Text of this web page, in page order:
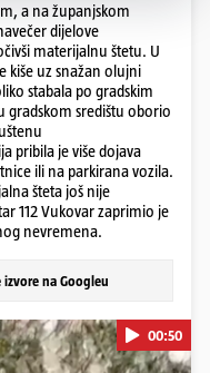
a na županjskom
dijelove
materijalnu štetu. U
kiše uz snažan olujni
stabala po gradskim
gradskom središtu oborio
pribila je više dojava
ili na parkirana vozila.
šteta još nije
112 Vukovar zaprimio je
nevremena.
na Googleu
00:50